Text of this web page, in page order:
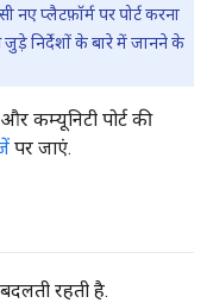
प्लैटफ़ॉर्म पर पोर्ट करना
जुड़े निर्देशों के बारे में जानने के
कम्यूनिटी पोर्ट की
पर जाएं.
रहती है.